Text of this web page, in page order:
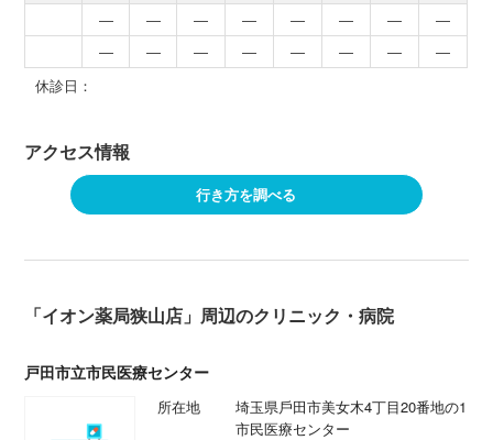
―
― ― ― ― ― ―
―
―
― ― ― ― ― ―
―
休診日：
アクセス情報
行き方を調べる
「イオン薬局狭山店」周辺のクリニック・病院
戸田市立市民医療センター
所在地
埼玉県戶田市美女木4丁目20番地の1
市⺠医療センター